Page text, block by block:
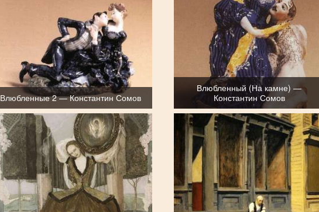
Влюбленные 2 — Константин Сомов
Влюбленный (На камне) —
Константин Сомов